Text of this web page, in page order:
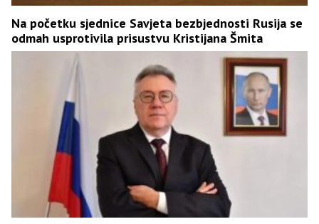
Na početku sjednice Savjeta bezbjednosti Rusija se
odmah usprotivila prisustvu Kristijana Šmita